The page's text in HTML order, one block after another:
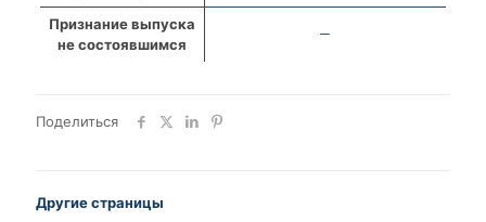
Признание выпуска
не состоявшимся
—
Поделиться
Другие страницы